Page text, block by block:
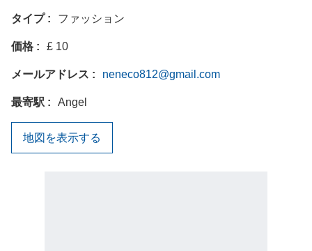
タイプ ファッション
価格 £ 10
メールアドレス neneco812@gmail.com
最寄駅 Angel
地図を表示する